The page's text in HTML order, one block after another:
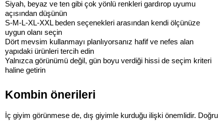
Siyah, beyaz ve ten gibi çok yönlü renkleri gardırop uyumu
açısından düşünün
S-M-L-XL-XXL beden seçenekleri arasından kendi ölçünüze
uygun olanı seçin
Dört mevsim kullanmayı planlıyorsanız hafif ve nefes alan
yapıdaki ürünleri tercih edin
Yalnızca görünümü değil, gün boyu verdiği hissi de seçim kriteri
haline getirin
Kombin önerileri
İç giyim görünmese de, dış giyimle kurduğu ilişki önemlidir. Doğru